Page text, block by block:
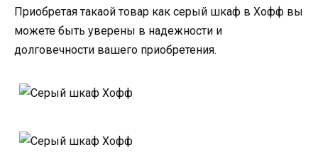
Приобретая такаой товар как серый шкаф в Хофф вы
можете быть уверены в надежности и
долговечности вашего приобретения.